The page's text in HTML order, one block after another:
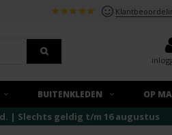
BUITENKLEDEN OP
| Slechts geldig t/m 16 augustus